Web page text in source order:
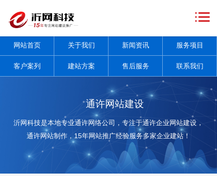
首
页
于
我
新
闻
服
网站首页 关于我们 新闻资讯 服务项目
客户案列 建站方案 售后服务 联系我们
通许网站建设
沂网科技是本地专业通许网络公司，专注于通许企业网站建设，
通许网站制作，15年网站推广经验服务多家企业建站！